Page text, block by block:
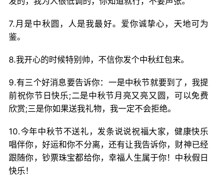
7.月是中秋圆，人是我最好。爱你诚挚心，天地可为
鉴。
8.我开心的时候特别帅，不信你发个中秋红包来。
9.有三个好消息要告诉你：一是中秋节就要到了，我提
前祝你节日快乐;二是中秋节月亮又亮又圆，可以免费
欣赏;三是你如果送我礼物，我一定不会拒绝。
10.今年中秋节不送礼，发条说说祝福大家，健康快乐
唱伴你，好运和你不分离，还有让我告诉你，财神已经
跟随你，钞票珠宝都给你，幸福人生属于你！中秋假日
快乐！